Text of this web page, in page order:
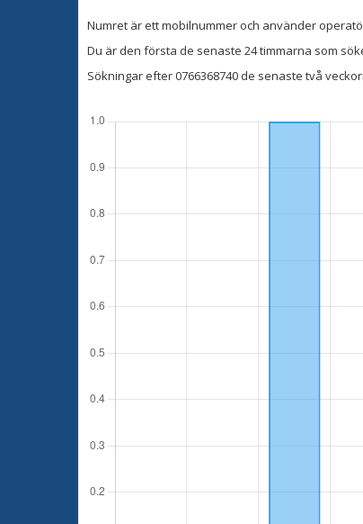
Numret är ett mobilnummer och använder
Du är den första de senaste 24 timmarna som
Sökningar efter 0766368740 de senaste två